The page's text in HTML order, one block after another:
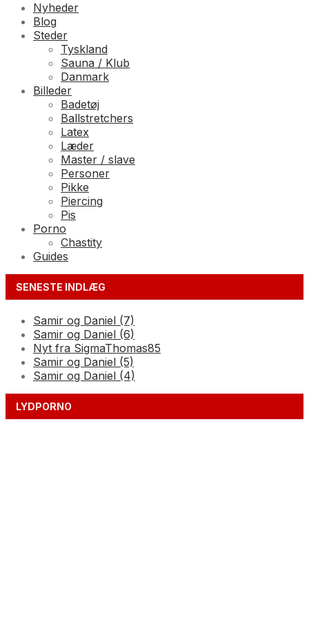
Nyheder
Blog
Steder
Tyskland
Sauna / Klub
Danmark
Billeder
Badetøj
Ballstretchers
Latex
Læder
Master / slave
Personer
Pikke
Piercing
Pis
Porno
Chastity
Guides
SENESTE INDLÆG
Samir og Daniel (7)
Samir og Daniel (6)
Nyt fra SigmaThomas85
Samir og Daniel (5)
Samir og Daniel (4)
LYDPORNO